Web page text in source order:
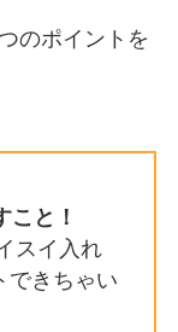
のポイントを
と！
スイ入れ
できちゃい